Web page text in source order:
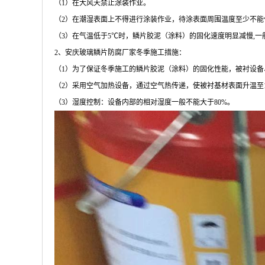
（1）在大风天禁止涂装作业。
（2）在潮湿表面上不得进行涂装作业，待涂表面周围温度至少不
（3）在气温低于5℃时，鳞片胶泥（涂料）的固化速度明显减慢,一
2、安庆玻璃鳞片防腐厂家冬季施工措施：
（1）为了保证冬季施工的鳞片胶泥（涂料）的固化性能，被衬设
（2）采用空气加热设备，通过空气热传递，使被衬基材表面升温至
（3）湿度控制：设备内部的相对湿度一般不能大于80%。